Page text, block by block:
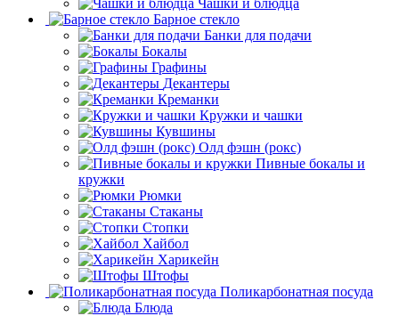
Барное стекло
Банки для подачи
Бокалы
Графины
Декантеры
Креманки
Кружки и чашки
Кувшины
Олд фэшн (рокс)
Пивные бокалы и
кружки
Рюмки
Стаканы
Стопки
Хайбол
Харикейн
Штофы
Поликарбонатная посуда
Блюда